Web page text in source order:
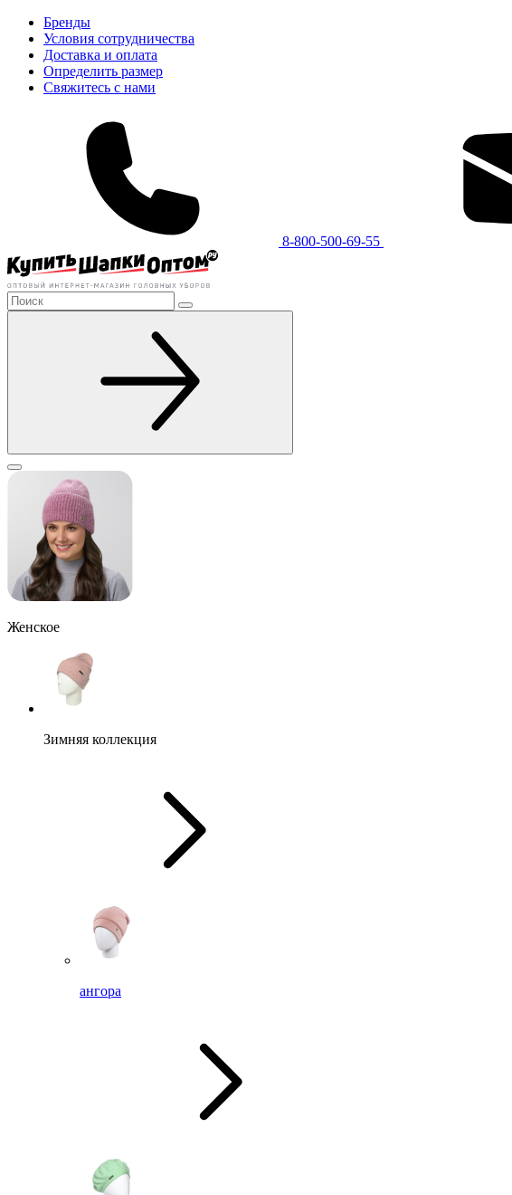
Бренды
Условия сотрудничества
Доставка и оплата
Определить размер
Свяжитесь с нами
8-800-500-69-55
Женское
Зимняя коллекция
ангора